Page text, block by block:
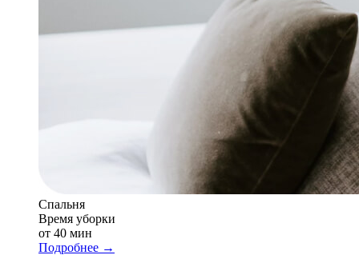
Спальня
Время уборки
от 40 мин
Подробнее →